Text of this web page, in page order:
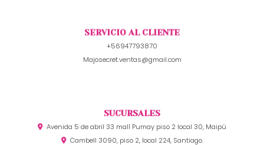
SERVICIO AL CLIENTE
+56947793870
Majosecret.ventas@gmail.com
SUCURSALES
Avenida 5 de abril 33 mall Pumay piso 2 local 30, Maipú
Cambell 3090, piso 2, local 224, Santiago.